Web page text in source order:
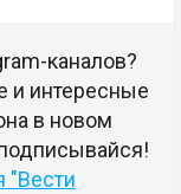
каналов?
интересные
в новом
"Вести